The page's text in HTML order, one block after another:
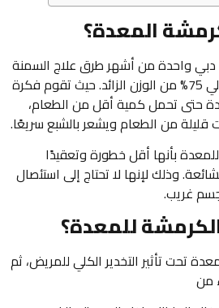
المعدة؟
واحدة من أشهر طرق علاج السمنة
تساعد في التخلص من حوالي 75% من الوزن الزائد. حيث تقوم فكرة
حتى تحمل كمية أقل من الطعام،
قليلة من الطعام ويشعر بالشبع سريعًا.
بأنها أقل خطورة وتعقيدًا
وذلك لإنها لا تحتاج إلى استئصال
غريب.
للمعدة؟
تحت تأثير التخدير الكلي للمريض، ثم
من